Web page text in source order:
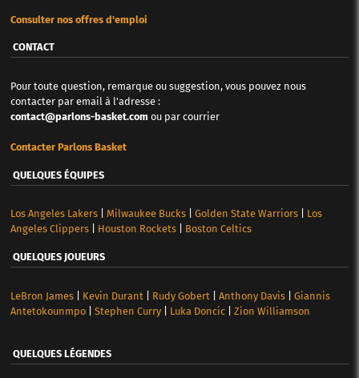
Consulter nos offres d'emploi
CONTACT
Pour toute question, remarque ou suggestion, vous pouvez nous
contacter par email à l'adresse :
contact@parlons-basket.com ou par courrier
Contacter Parlons Basket
QUELQUES ÉQUIPES
Los Angeles Lakers| Milwaukee Bucks| Golden State Warriors| Los
Angeles Clippers| Houston Rockets| Boston Celtics
QUELQUES JOUEURS
LeBron James| Kevin Durant Rudy Gobert Anthony Davis| Giannis
Antetokounmpo| Stephen Curry| Luka Doncic| Zion Williamson
QUELQUES LÉGENDES